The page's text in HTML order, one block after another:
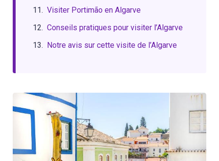
Visiter Portimão en Algarve
Conseils pratiques pour visiter l’Algarve
Notre avis sur cette visite de l’Algarve